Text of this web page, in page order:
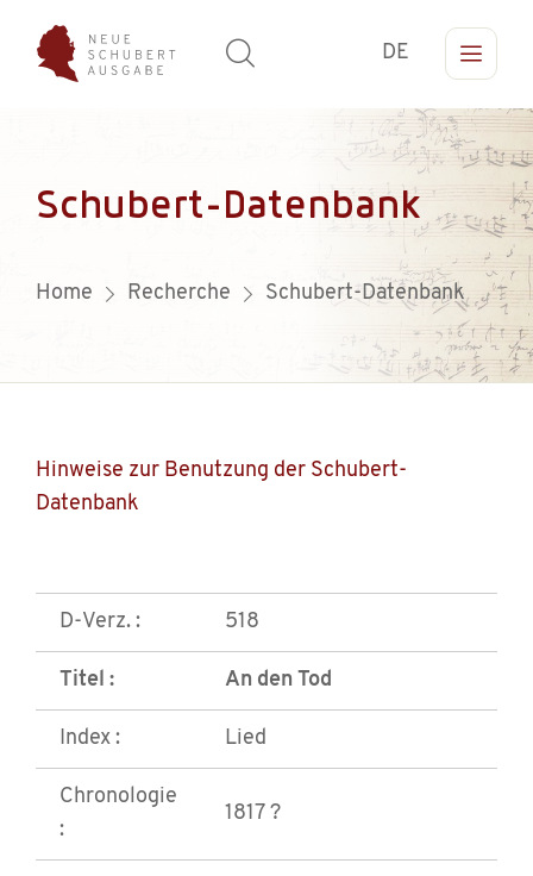
DE
Schubert-Datenbank
Home Recherche Schubert-Datenbank
Hinweise zur Benutzung der Schubert-
Datenbank
D-Verz. : 518
Titel : An den Tod
Index : Lied
Chronologie
:
1817 ?